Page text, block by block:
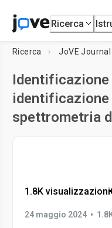
Ricerca
Ricerca JoVE Journal
identificazione
spettrometria
1.8K visualizzazioni•
24 maggio 2024 •